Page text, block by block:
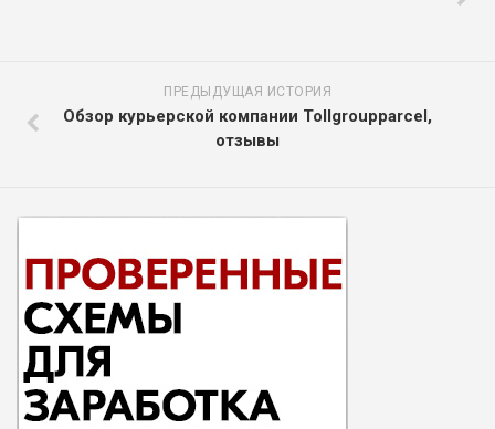
ПРЕДЫДУЩАЯ ИСТОРИЯ
Обзор курьерской компании Tollgroupparcel,
отзывы